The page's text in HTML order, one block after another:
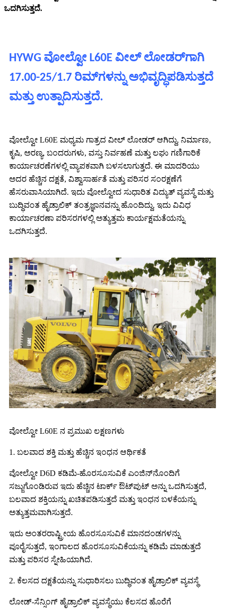
ಒದಗಿಸುತ್ತದೆ.
HYWG ವೋಲ್ವೋ L60E ವೀಲ್ ಲೋಡರ್‌ಗಾಗಿ
17.00-25/1.7 ರಿಮ್‌ಗಳನ್ನು ಅಭಿವೃದ್ಧಿಪಡಿಸುತ್ತದೆ
ಮತ್ತು ಉತ್ಪಾದಿಸುತ್ತದೆ.
ವೋಲ್ವೋ L60E ಮಧ್ಯಮ ಗಾತ್ರದ ವೀಲ್ ಲೋಡರ್ ಆಗಿದ್ದು, ನಿರ್ಮಾಣ,
ಕೃಷಿ, ಅರಣ್ಯ, ಬಂದರುಗಳು, ವಸ್ತು ನಿರ್ವಹಣೆ ಮತ್ತು ಲಘು ಗಣಿಗಾರಿಕೆ
ಕಾರ್ಯಾಚರಣೆಗಳಲ್ಲಿ ವ್ಯಾಪಕವಾಗಿ ಬಳಸಲಾಗುತ್ತದೆ. ಈ ಮಾದರಿಯು
ಅದರ ಹೆಚ್ಚಿನ ದಕ್ಷತೆ, ವಿಶ್ವಾಸಾರ್ಹತೆ ಮತ್ತು ಪರಿಸರ ಸಂರಕ್ಷಣೆಗೆ
ಹೆಸರುವಾಸಿಯಾಗಿದೆ. ಇದು ವೋಲ್ವೋದ ಸುಧಾರಿತ ವಿದ್ಯುತ್ ವ್ಯವಸ್ಥೆ ಮತ್ತು
ಬುದ್ಧಿವಂತ ಹೈಡ್ರಾಲಿಕ್ ತಂತ್ರಜ್ಞಾನವನ್ನು ಹೊಂದಿದ್ದು, ಇದು ವಿವಿಧ
ಕಾರ್ಯಾಚರಣಾ ಪರಿಸರಗಳಲ್ಲಿ ಅತ್ಯುತ್ತಮ ಕಾರ್ಯಕ್ಷಮತೆಯನ್ನು
ಒದಗಿಸುತ್ತದೆ.
ವೋಲ್ವೋ L60E ನ ಪ್ರಮುಖ ಲಕ್ಷಣಗಳು
1. ಬಲವಾದ ಶಕ್ತಿ ಮತ್ತು ಹೆಚ್ಚಿನ ಇಂಧನ ಆರ್ಥಿಕತೆ
ವೋಲ್ವೋ D6D ಕಡಿಮೆ-ಹೊರಸೂಸುವಿಕೆ ಎಂಜಿನ್‌ನೊಂದಿಗೆ
ಸಜ್ಜುಗೊಂಡಿರುವ ಇದು ಹೆಚ್ಚಿನ ಟಾರ್ಕ್ ಔಟ್‌ಪುಟ್ ಅನ್ನು ಒದಗಿಸುತ್ತದೆ,
ಬಲವಾದ ಶಕ್ತಿಯನ್ನು ಖಚಿತಪಡಿಸುತ್ತದೆ ಮತ್ತು ಇಂಧನ ಬಳಕೆಯನ್ನು
ಅತ್ಯುತ್ತಮವಾಗಿಸುತ್ತದೆ.
ಇದು ಅಂತರರಾಷ್ಟ್ರೀಯ ಹೊರಸೂಸುವಿಕೆ ಮಾನದಂಡಗಳನ್ನು
ಪೂರೈಸುತ್ತದೆ, ಇಂಗಾಲದ ಹೊರಸೂಸುವಿಕೆಯನ್ನು ಕಡಿಮೆ ಮಾಡುತ್ತದೆ
ಮತ್ತು ಪರಿಸರ ಸ್ನೇಹಿಯಾಗಿದೆ.
2. ಕೆಲಸದ ದಕ್ಷತೆಯನ್ನು ಸುಧಾರಿಸಲು ಬುದ್ಧಿವಂತ ಹೈಡ್ರಾಲಿಕ್ ವ್ಯವಸ್ಥೆ
ಲೋಡ್-ಸೆನ್ಸಿಂಗ್ ಹೈಡ್ರಾಲಿಕ್ ವ್ಯವಸ್ಥೆಯು ಕೆಲಸದ ಹೊರೆಗೆ